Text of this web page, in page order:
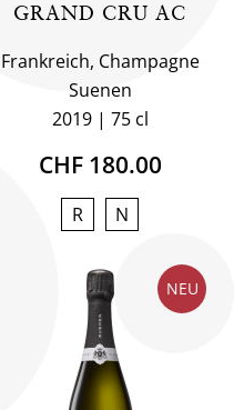
GRAND CRU AC
Frankreich, Champagne
Suenen
2019
75 cl
CHF 180.00
R N
NEU